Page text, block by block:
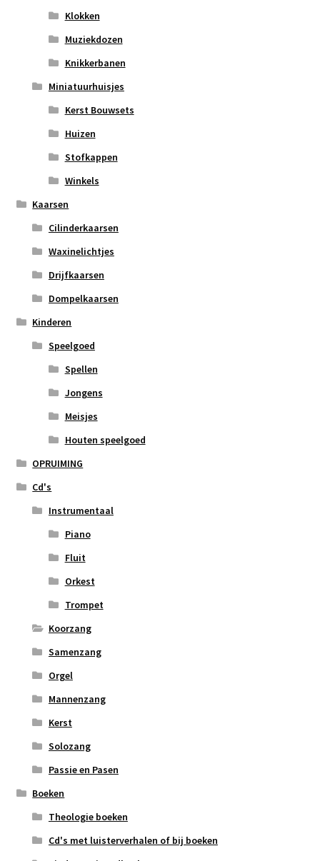
Klokken
Muziekdozen
Knikkerbanen
Miniatuurhuisjes
Kerst Bouwsets
Huizen
Stofkappen
Winkels
Kaarsen
Cilinderkaarsen
Waxinelichtjes
Drijfkaarsen
Dompelkaarsen
Kinderen
Speelgoed
Spellen
Jongens
Meisjes
Houten speelgoed
OPRUIMING
Cd's
Instrumentaal
Piano
Fluit
Orkest
Trompet
Koorzang
Samenzang
Orgel
Mannenzang
Kerst
Solozang
Passie en Pasen
Boeken
Theologie boeken
Cd's met luisterverhalen of bij boeken